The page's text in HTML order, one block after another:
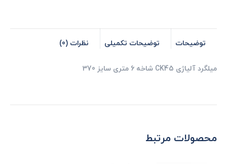
توضیحات توضیحات تکمیلی نظرات (0)
میلگرد آلیاژی CK45 شاخه 6 متری سایز 370
محصولات مرتبط